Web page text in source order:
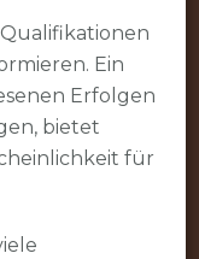
Qualifikationen
Ein
Erfolgen
bietet
für